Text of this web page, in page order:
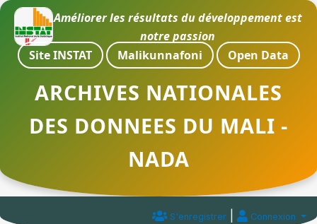
Améliorer les résultats du développement est
notre passion
Site INSTAT
Malikunnafoni Open Data
ARCHIVES NATIONALES
DES DONNEES DU MALI -
NADA
S'enregistrer | Connexion